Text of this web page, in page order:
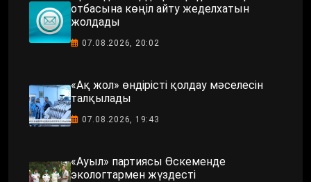
отбасына көңіл айту жеделхатын
жолдады
07.08.2026, 20:02
«Ақ жол» өндірісті қолдау мәселесін
талқылады
07.08.2026, 19:43
«Ауыл» партиясы Өскеменде
экологтармен жүздесті